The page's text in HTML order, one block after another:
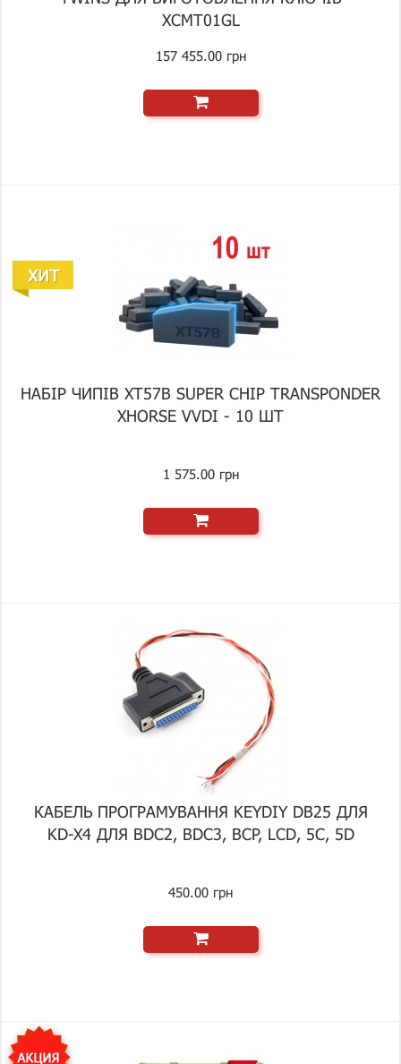
XCMT01GL
157 455.00 грн
НАБІР ЧИПІВ XT57B SUPER CHIP TRANSPONDER
XHORSE VVDI - 10 ШТ
1 575.00 грн
КАБЕЛЬ ПРОГРАМУВАННЯ KEYDIY DB25 ДЛЯ
KD-X4 ДЛЯ BDC2, BDC3, BCP, LCD, 5C, 5D
450.00 грн